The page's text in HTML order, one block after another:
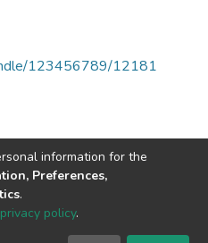
123456789/12181
© 2009-2026
information for the
Preferences,
.
privacy policy.